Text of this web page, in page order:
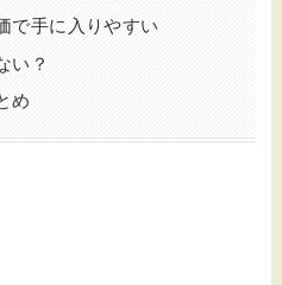
で手に入りやすい
い？
め